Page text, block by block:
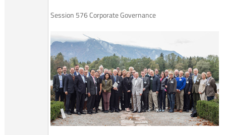
Session 576 Corporate Governance